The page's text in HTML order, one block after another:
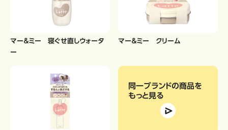
マー＆ミー 寝ぐせ直しウォータ
ー
マー＆ミー クリーム
同一ブランドの商品を
もっと見る